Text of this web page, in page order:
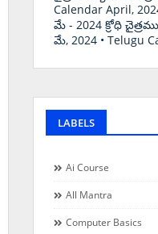
Calendar April,
మే - 2024 క్రోధి
మే, 2024 • Telugu
LABELS
Ai Course
All Mantra
Computer Basics